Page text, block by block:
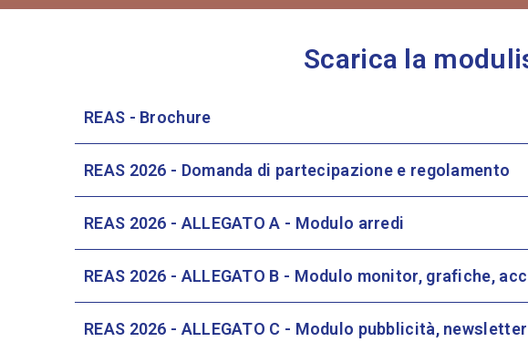
Scarica la
REAS - Brochure
REAS 2026 - Domanda di partecipazione e regolamento
REAS 2026 - ALLEGATO A - Modulo arredi
REAS 2026 - ALLEGATO B - Modulo monitor, grafiche,
REAS 2026 - ALLEGATO C - Modulo pubblicità,